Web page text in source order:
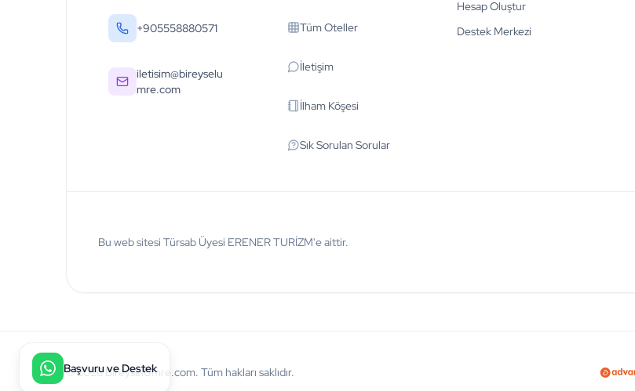
+905558880571
iletisim@bireyselu
mre.com
Tüm Oteller
İletişim
İlham Köşesi
Sık Sorulan Sorular
Hesap Oluştur
Destek Merkezi
Bu web sitesi Türsab Üyesi ERENER TURİZM'e aittir.
© 2026 BireyselUmre.com. Tüm hakları saklıdır.
Başvuru ve Destek